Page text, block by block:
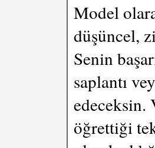
Model
düşüncel,
Senin
saplantı
edeceksin.
öğrettiği